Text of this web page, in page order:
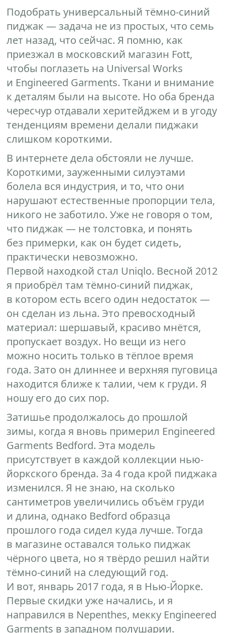
Подобрать универсальный тёмно-синий
пиджак — задача не из простых, что семь
лет назад, что сейчас. Я помню, как
приезжал в московский магазин Fott,
чтобы поглазеть на Universal Works
и Engineered Garments. Ткани и внимание
к деталям были на высоте. Но оба бренда
чересчур отдавали херитейджем и в угоду
тенденциям времени делали пиджаки
слишком короткими.
В интернете дела обстояли не лучше.
Короткими, зауженными силуэтами
болела вся индустрия, и то, что они
нарушают естественные пропорции тела,
никого не заботило. Уже не говоря о том,
что пиджак — не толстовка, и понять
без примерки, как он будет сидеть,
практически невозможно.
Первой находкой стал Uniqlo. Весной 2012
я приобрёл там тёмно-синий пиджак,
в котором есть всего один недостаток —
он сделан из льна. Это превосходный
материал: шершавый, красиво мнётся,
пропускает воздух. Но вещи из него
можно носить только в тёплое время
года. Зато он длиннее и верхняя пуговица
находится ближе к талии, чем к груди. Я
ношу его до сих пор.
Затишье продолжалось до прошлой
зимы, когда я вновь примерил Engineered
Garments Bedford. Эта модель
присутствует в каждой коллекции нью-
йоркского бренда. За 4 года крой пиджака
изменился. Я не знаю, на сколько
сантиметров увеличились объём груди
и длина, однако Bedford образца
прошлого года сидел куда лучше. Тогда
в магазине оставался только пиджак
чёрного цвета, но я твёрдо решил найти
тёмно-синий на следующий год.
И вот, январь 2017 года, я в Нью-Йорке.
Первые скидки уже начались, и я
направился в Nepenthes, мекку Engineered
Garments в западном полушарии.